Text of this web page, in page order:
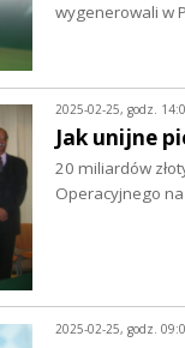
wygenerowali w
2025-02-25, godz.
Jak unijne
20 miliardów
Operacyjnego
2025-02-25, godz.